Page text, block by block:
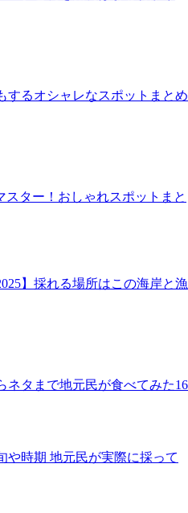
するオシャレなスポットまとめ
スター！おしゃれスポットまと
】採れる場所はこの海岸と漁
ネタまで地元民が食べてみた16
や時期 地元民が実際に採って